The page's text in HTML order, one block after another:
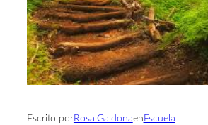
Escrito porRosa Galdonaen Escuela